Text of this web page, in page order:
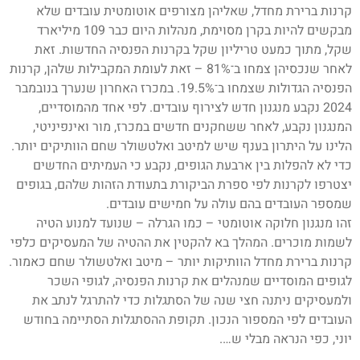
קרנות ברירת מחדל, שאליהן מצורפים אוטומטית עובדים שלא
מבקשים להיות בקרן מסוימת, מנהלות היום כבר 109 מיליארד
שקל, מתוך כמעט טריליון שקל בקרנות הפנסיה החדשות. זאת
לאחר שנכסיהן צמחו ב־81% – זאת לעומת המקבילות שלהן, קרנות
הפנסיה הגדולות שצמחו ב־19.5%. במכרז האחרון שנערך בנובמבר
2024 נקבע מנגנון חדש לצירוף עובדים. לפי אחד מהמוסדיים,
המנגנון נקבע, לאחר ששחקנים חדשים במכרז, מור ואינפיניטי,
הלינו על היתרון בענף שיש למיטב ואלטשולר שחם הוותיקים יותר.
כדי לא להפלות בין ארבעת הגופים, נקבע כי העמיתים החדשים
יצטרפו לקרנות לפי ספרת הביקורת בתעודת הזהות שלהם, בגופים
שמספר העובדים בהם עולה על חמישים עובדים.
זהו מנגנון חלוקה אוטומטי – כמו הגרלה – שנועד למנוע הטיה
לשמות מוכרים. המהלך בא להקטין את ההטיה של המעסיקים כלפי
קרנות ברירת מחדל הוותיקות יותר – מיטב ואלטשולר שחם כאמור.
לגופים המוסדיים שמנהלים את קרנות הפנסיה, לגופי השכר
ולמעסיקים ניתנה חצי שנה של הסתגלות כדי להתרגל לנתב את
העובדים לפי המספור הנכון. תקופת ההסתגלות הסתיימה בחודש
יוני, כפי הנראה מבלי ש….